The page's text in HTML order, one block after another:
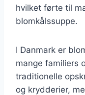
hvilket førte til
blomkålssuppe.
I Danmark er
mange familiers
traditionelle
og krydderier,